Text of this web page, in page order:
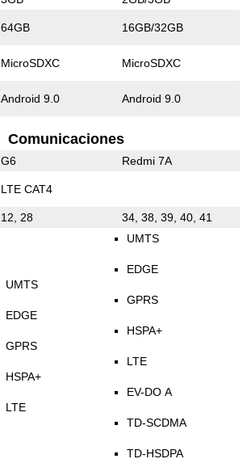
64GB 16GB/32GB
MicroSDXC MicroSDXC
Android 9.0 Android 9.0
Comunicaciones
G6 Redmi 7A
LTE CAT4
12, 28 34, 38, 39, 40, 41
UMTS
EDGE
GPRS
HSPA+
LTE
UMTS
EDGE
GPRS
HSPA+
LTE
EV-DO A
TD-SCDMA
TD-HSDPA